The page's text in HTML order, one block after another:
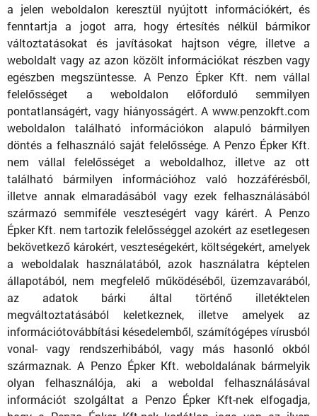
a jelen weboldalon keresztül nyújtott információkért, és
fenntartja a jogot arra, hogy értesítés nélkül bármikor
változtatásokat és javításokat hajtson végre, illetve a
weboldalt vagy az azon közölt információkat részben vagy
egészben megszüntesse. A Penzo Épker Kft. nem vállal
felelősséget a weboldalon előforduló semmilyen
pontatlanságért, vagy hiányosságért. A www.penzokft.com
weboldalon található információkon alapuló bármilyen
döntés a felhasználó saját felelőssége. A Penzo Épker Kft.
nem vállal felelősséget a weboldalhoz, illetve az ott
található bármilyen információhoz való hozzáférésből,
illetve annak elmaradásából vagy ezek felhasználásából
származó semmiféle veszteségért vagy kárért. A Penzo
Épker Kft. nem tartozik felelősséggel azokért az esetlegesen
bekövetkező károkért, veszteségekért, költségekért, amelyek
a weboldalak használatából, azok használatra képtelen
állapotából, nem megfelelő működéséből, üzemzavarából,
az adatok bárki által történő illetéktelen
megváltoztatásából keletkeznek, illetve amelyek az
információtovábbítási késedelemből, számítógépes vírusból
vonal- vagy rendszerhibából, vagy más hasonló okból
származnak. A Penzo Épker Kft. weboldalának bármelyik
olyan felhasználója, aki a weboldal felhasználásával
információt szolgáltat a Penzo Épker Kft-nek elfogadja,